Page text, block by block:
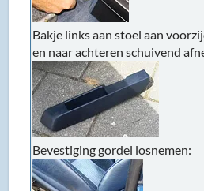
Bakje links aan stoel aan
en naar achteren schuivend
Bevestiging gordel losnemen: